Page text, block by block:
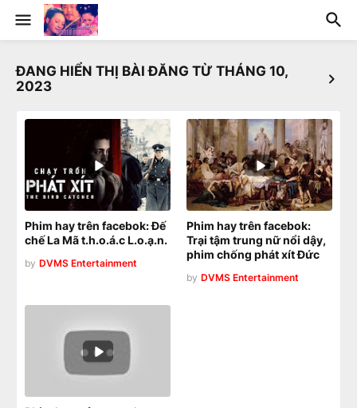
ĐANG HIỂN THỊ BÀI ĐĂNG TỪ THÁNG 10,
2023
Phim hay trên facebok: Đế
chế La Mã t.h.o.á.c L.o.ạ.n.
by DVMS Entertainment
Phim hay trên facebok:
Trại tậm trung nữ nổi dậy,
phim chống phát xít Đức
by DVMS Entertainment